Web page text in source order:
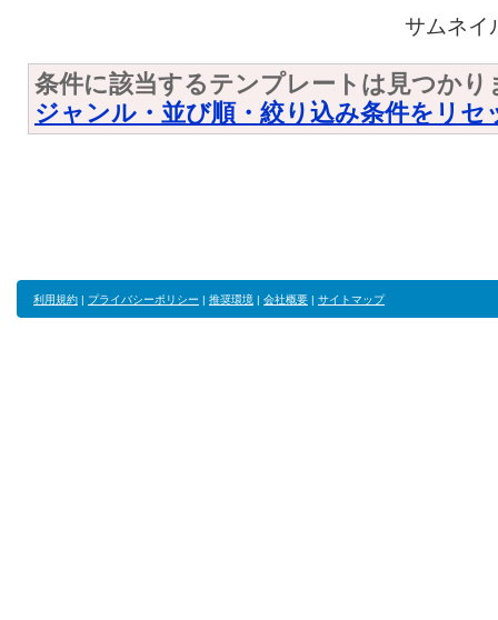
サムネイ
条件に該当するテンプレートは見つかり
ジャンル・並び順・絞り込み条件をリセ
利用規約 | プライバシーポリシー | 推奨環境 | 会社概要 | サイトマップ